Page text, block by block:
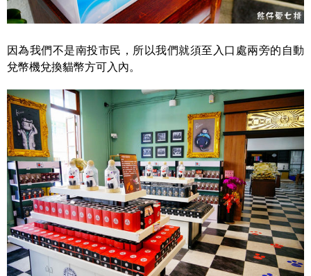
因為我們不是南投市民，所以我們就須至入口處兩旁的自動
兌幣機兌換貓幣方可入內。